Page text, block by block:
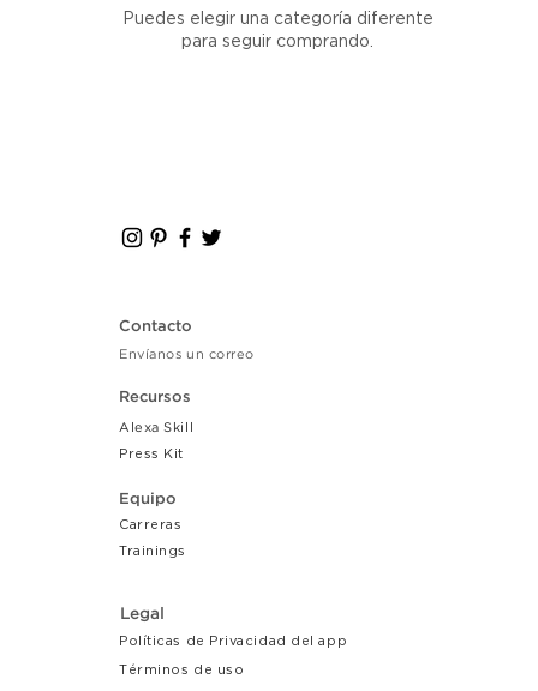
Puedes elegir una categoría diferente
para seguir comprando.
Contacto
Envíanos un correo
Recursos
Alexa Skill
Press Kit
Equipo
Carreras
Trainings
Legal
Políticas de Privacidad del app
Términos de uso